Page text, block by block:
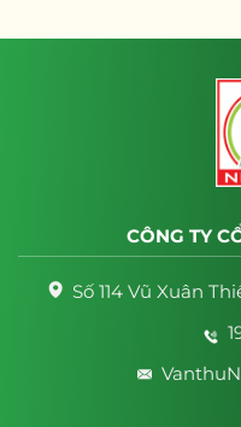
CÔNG TY
Số 114 Vũ Xuân